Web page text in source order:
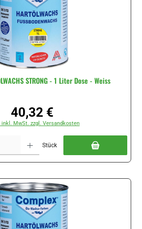
STRONG - 1 Liter Dose - Weiss
Regulärer Preis:
40,32 €
inkl. MwSt. zzgl. Versandkosten
Stück